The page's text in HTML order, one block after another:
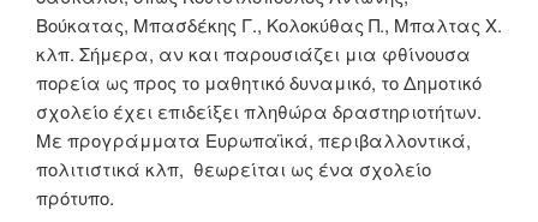
Βούκατας, Μπασδέκης Γ., Κολοκύθας Π., Μπαλτας Χ.
κλπ. Σήμερα, αν και παρουσιάζει μια φθίνουσα
πορεία ως προς το μαθητικό δυναμικό, το Δημοτικό
σχολείο έχει επιδείξει πληθώρα δραστηριοτήτων.
Με προγράμματα Ευρωπαϊκά, περιβαλλοντικά,
πολιτιστικά κλπ, θεωρείται ως ένα σχολείο
πρότυπο.